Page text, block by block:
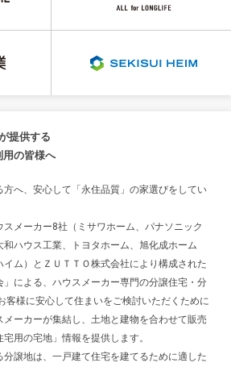
提供する
用の皆様へ
方へ、安心して「永住品質」の家選びをしてい
メーカー8社（ミサワホーム、パナソニック
ハウス工業、トヨタホーム、旭化成ホーム
ム）とＺＵＴＴＯ株式会社により構成された
」による、ハウスメーカー専門の分譲住宅・分
客様に安心して住まいをご検討いただくために
メーカーが集結し、土地と建物を合わせて販売
用の宅地」情報を提供します。
譲地は、一戸建て住宅を建てるために適した